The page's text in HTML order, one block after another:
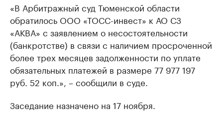
«В Арбитражный суд Тюменской области
обратилось ООО «ТОСС-инвест» к АО СЗ
«АКВА» с заявлением о несостоятельности
(банкротстве) в связи с наличием просроченной
более трех месяцев задолженности по уплате
обязательных платежей в размере 77 977 197
руб. 52 коп.», – сообщили в суде.
Заседание назначено на 17 ноября.